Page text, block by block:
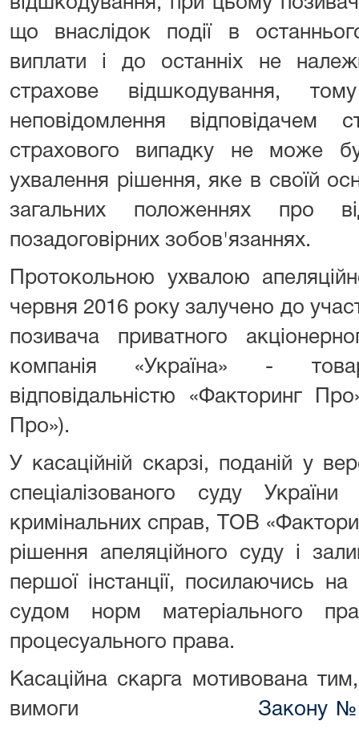
що внаслідок події в
виплати і до останніх не
страхове відшкодування,
неповідомлення відповідачем
страхового випадку не може
ухвалення рішення, яке в своїй
загальних положеннях про
позадоговірних зобов'язаннях.
Протокольною ухвалою
червня 2016 року залучено до
позивача приватного
компанія «Україна» -
відповідальністю «Факторинг
Про»).
У касаційній скарзі, поданій у
спеціалізованого суду
кримінальних справ, ТОВ
рішення апеляційного суду і
першої інстанції, посилаючись
судом норм матеріального
процесуального права.
Касаційна скарга мотивована
вимоги Закону №